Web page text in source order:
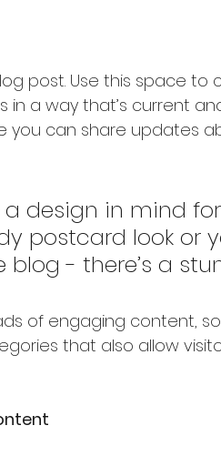
post. Use this space
a way that’s current
you can share updates
design in mind
postcard look or
blog - there’s a
of engaging content,
that also allow